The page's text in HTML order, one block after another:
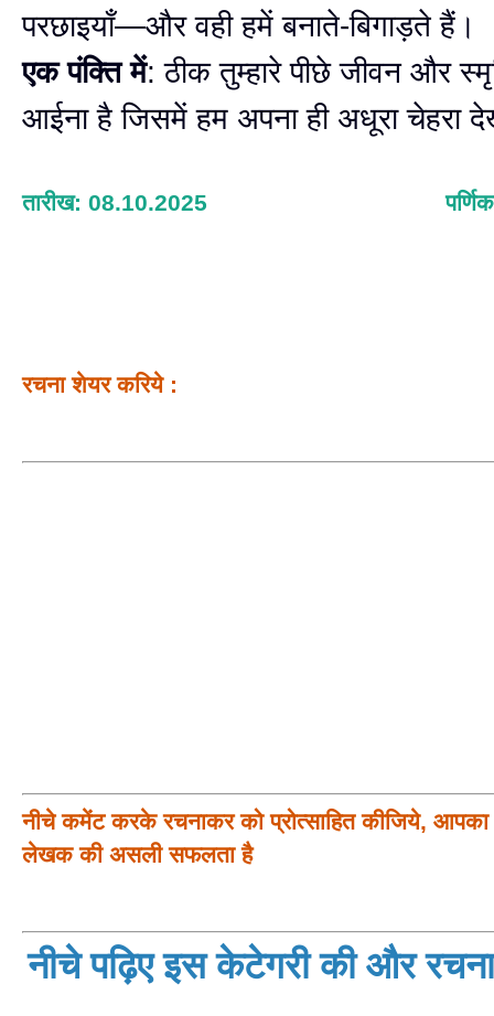
परछाइयाँ—और वही हमें बनाते-बिगाड़ते हैं।
एक पंक्ति में: ठीक तुम्हारे पीछे जीवन और
आईना है जिसमें हम अपना ही अधूरा चेहरा
तारीख: 08.10.2025
रचना शेयर करिये :
नीचे कमेंट करके रचनाकर को प्रोत्साहित कीजिये, आपका
लेखक की असली सफलता है
नीचे पढ़िए इस केटेगरी की और